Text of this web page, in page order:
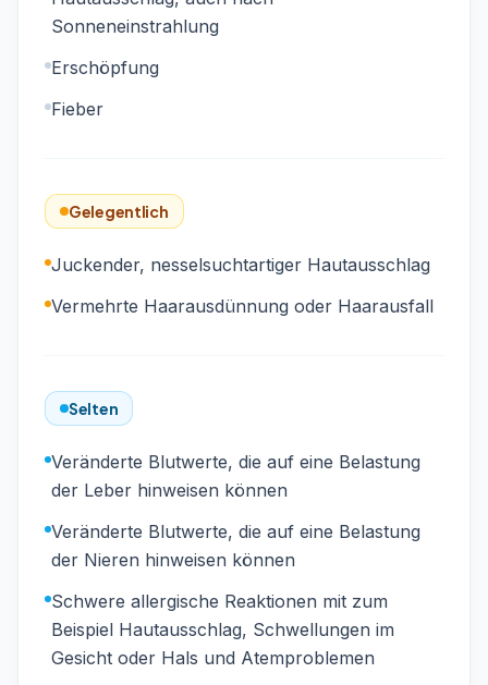
Sonneneinstrahlung
Erschöpfung
Fieber
Gelegentlich
Juckender, nesselsuchtartiger Hautausschlag
Vermehrte Haarausdünnung oder Haarausfall
Selten
Veränderte Blutwerte, die auf eine Belastung
der Leber hinweisen können
Veränderte Blutwerte, die auf eine Belastung
der Nieren hinweisen können
Schwere allergische Reaktionen mit zum
Beispiel Hautausschlag, Schwellungen im
Gesicht oder Hals und Atemproblemen